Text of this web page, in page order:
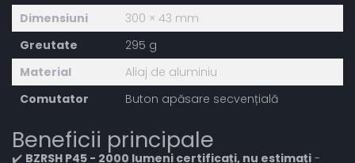
Dimensiuni
300 × 43 mm
Greutate
295 g
Material
Aliaj de aluminiu
Comutator
Buton apăsare secvențială
Beneficii principale
✔️ BZRSH P45 - 2000 lumeni certificați, nu estimați -